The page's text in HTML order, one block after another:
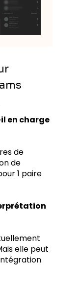
en charge
de
de
1 paire
elle peut